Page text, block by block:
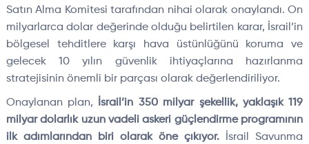
Satın Alma Komitesi tarafından nihai olarak onaylandı. On
milyarlarca dolar değerinde olduğu belirtilen karar, İsrail’in
bölgesel tehditlere karşı hava üstünlüğünü koruma ve
gelecek 10 yılın güvenlik ihtiyaçlarına hazırlanma
stratejisinin önemli bir parçası olarak değerlendiriliyor.
Onaylanan plan, İsrail’in 350 milyar şekellik, yaklaşık 119
milyar dolarlık uzun vadeli askeri güçlendirme programının
ilk adımlarından biri olarak öne çıkıyor. İsrail Savunma